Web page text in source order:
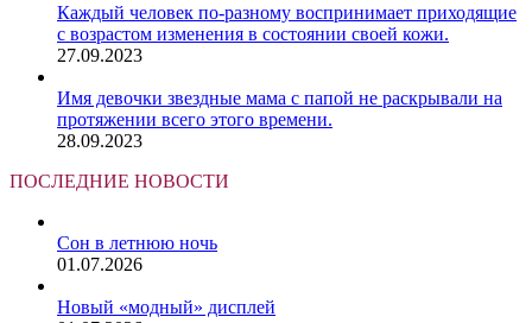
Каждый человек по-разному воспринимает приходящие
с возрастом изменения в состоянии своей кожи.
27.09.2023
Имя девочки звездные мама с папой не раскрывали на
протяжении всего этого времени.
28.09.2023
ПОСЛЕДНИЕ НОВОСТИ
Сон в летнюю ночь
01.07.2026
Новый «модный» дисплей